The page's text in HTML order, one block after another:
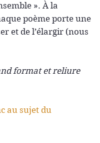
». À la
poème porte une
et de l’élargir (nous
format et reliure
au sujet du